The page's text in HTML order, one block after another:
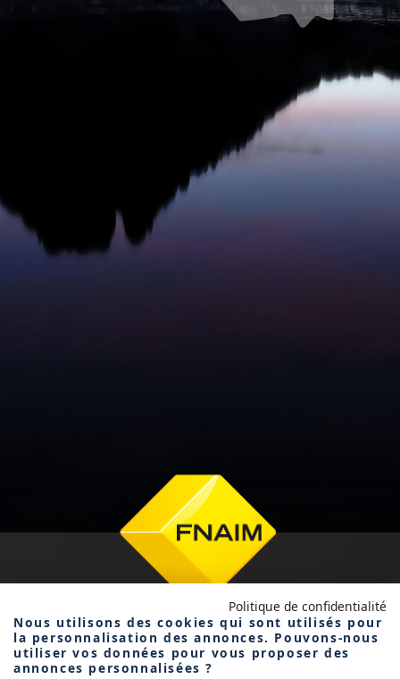
Politique de confidentialité
Nous utilisons des cookies qui sont utilisés pour
la personnalisation des annonces. Pouvons-nous
utiliser vos données pour vous proposer des
annonces personnalisées ?